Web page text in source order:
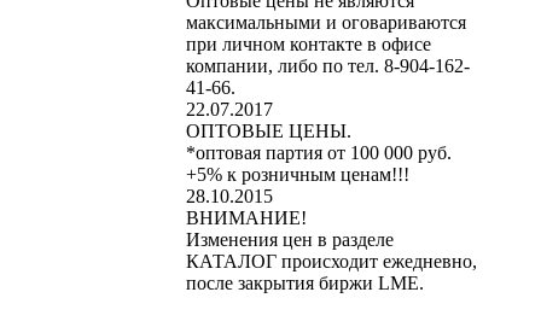
максимальными и оговариваются
при личном контакте в офисе
компании, либо по тел. 8-904-162-
41-66.
22.07.2017
ОПТОВЫЕ ЦЕНЫ.
*оптовая партия от 100 000 руб.
+5% к розничным ценам!!!
28.10.2015
ВНИМАНИЕ!
Изменения цен в разделе
КАТАЛОГ происходит ежедневно,
после закрытия биржи LME.